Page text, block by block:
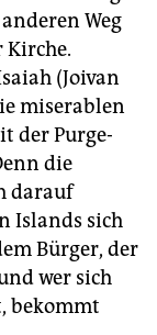
Weg
Kirche.
(Joivan
miserablen
der Purge-
die
darauf
Islands sich
Bürger, der
wer sich
bekommt